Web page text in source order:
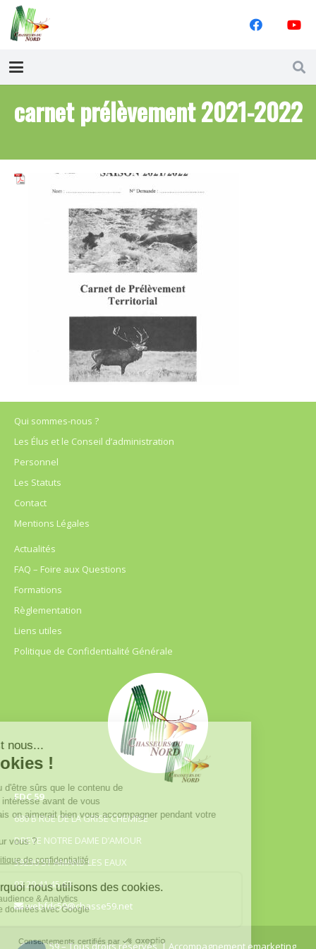
carnet prélèvement 2021-2022
Qui sommes-nous ?
Les Élus et le Conseil d’administration
Personnel
Les Statuts
Contact
Mentions Légales
Actualités
FAQ – Foire aux Questions
Formations
Règlementation
Liens utiles
Politique de Confidentialité Générale
FDC 59
680 B RUE DE LA GRISE CHEMISE
DREVE NOTRE DAME D’AMOUR
59230 ST AMAND LES EAUX
03.20.41.45.63
webfdc59@chasse59.net
© FDC 59 – Tous droits réservés| Accompagnement emarketing